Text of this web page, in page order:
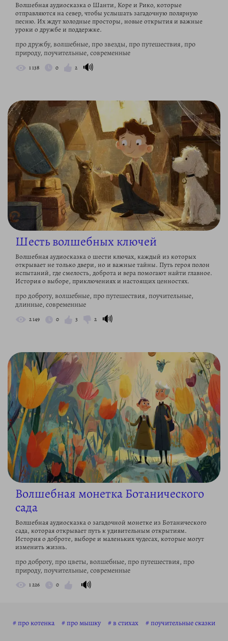
Волшебная аудиосказка о Шанти, Коре и Рико, которые
отправляются на север, чтобы услышать загадочную полярную
песню. Их ждут холодные просторы, новые открытия и важные
уроки о дружбе и поддержке.
про дружбу, волшебные, про звезды, про путешествия, про
природу, поучительные, современные
1 138 0 2 🔊
Шесть волшебных ключей
Волшебная аудиосказка о шести ключах, каждый из которых
открывает не только двери, но и важные тайны. Путь героя полон
испытаний, где смелость, доброта и вера помогают найти главное.
История о выборе, приключениях и настоящих ценностях.
про доброту, волшебные, про путешествия, поучительные,
длинные, современные
2 149 0 3 2 🔊
Волшебная монетка Ботанического
сада
Волшебная аудиосказка о загадочной монетке из Ботанического
сада, которая открывает путь к удивительным открытиям.
История о доброте, выборе и маленьких чудесах, которые могут
изменить жизнь.
про доброту, про цветы, волшебные, про путешествия, про
природу, поучительные, современные
1 226 0 🔊
про котенка про мышку в стихах поучительные сказки